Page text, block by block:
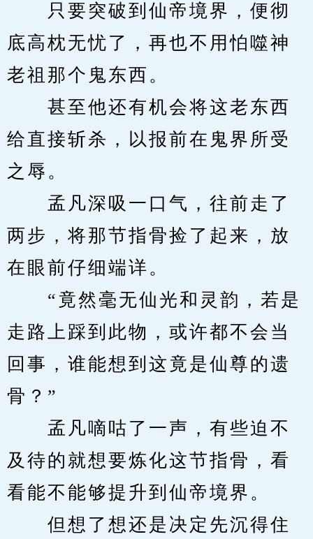
只要突破到仙帝境界，便彻
底高枕无忧了，再也不用怕噬神
老祖那个鬼东西。
甚至他还有机会将这老东西
给直接斩杀，以报前在鬼界所受
之辱。
孟凡深吸一口气，往前走了
两步，将那节指骨捡了起来，放
在眼前仔细端详。
“竟然毫无仙光和灵韵，若是
走路上踩到此物，或许都不会当
回事，谁能想到这竟是仙尊的遗
骨？”
孟凡嘀咕了一声，有些迫不
及待的就想要炼化这节指骨，看
看能不能够提升到仙帝境界。
但想了想还是决定先沉得住